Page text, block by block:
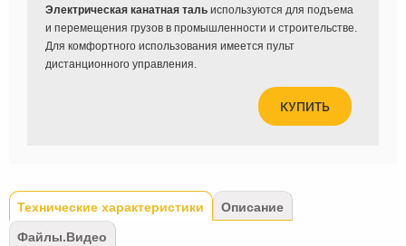
КУПИТЬ
Электрическая канатная таль используются для подъема
и перемещения грузов в промышленности и строительстве.
Для комфортного использования имеется пульт
дистанционного управления.
Tabs
Технические характеристики (активная
вкладка)
Описание
Файлы.Видео